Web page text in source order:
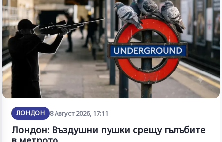
ЛОНДОН 8 Август 2026, 17:11
Лондон: Въздушни пушки срещу гълъбите